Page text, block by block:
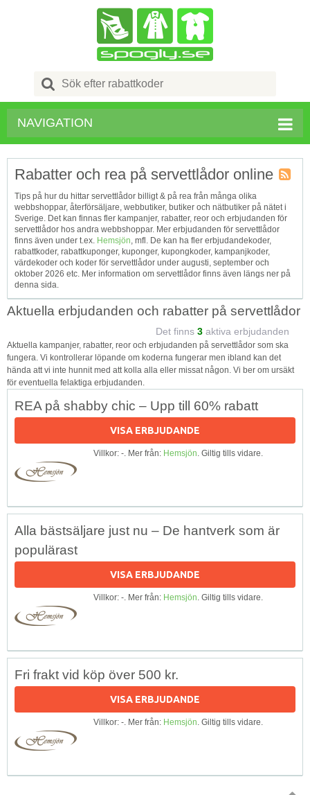
Search
for:
NAVIGATION
Tagg
RSS
Rabatter och rea på servettlådor online
Tips på hur du hittar servettlådor billigt & på rea från många olika
webbshoppar, återförsäljare, webbutiker, butiker och nätbutiker på nätet i
Sverige. Det kan finnas fler kampanjer, rabatter, reor och erbjudanden för
servettlådor hos andra webbshoppar. Mer erbjudanden för servettlådor
finns även under t.ex. Hemsjön, mfl. De kan ha fler erbjudandekoder,
rabattkoder, rabattkuponger, kuponger, kupongkoder, kampanjkoder,
värdekoder och koder för servettlådor under augusti, september och
oktober 2026 etc. Mer information om servettlådor finns även längs ner på
denna sida.
Aktuella erbjudanden och rabatter på servettlådor
Det finns 3 aktiva erbjudanden
Aktuella kampanjer, rabatter, reor och erbjudanden på servettlådor som ska
fungera. Vi kontrollerar löpande om koderna fungerar men ibland kan det
hända att vi inte hunnit med att kolla alla eller missat någon. Vi ber om ursäkt
för eventuella felaktiga erbjudanden.
REA på shabby chic – Upp till 60% rabatt
VISA ERBJUDANDE
Villkor: -. Mer från: Hemsjön. Giltig tills vidare.
Alla bästsäljare just nu – De hantverk som är
populärast
VISA ERBJUDANDE
Villkor: -. Mer från: Hemsjön. Giltig tills vidare.
Fri frakt vid köp över 500 kr.
VISA ERBJUDANDE
Villkor: -. Mer från: Hemsjön. Giltig tills vidare.